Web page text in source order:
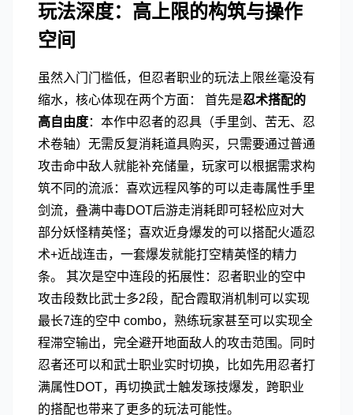
玩法深度：高上限的构筑与操作
空间
虽然入门门槛低，但忍者职业的玩法上限丝毫没有
缩水，核心体现在两个方面： 首先是忍术搭配的
高自由度：本作中忍者的忍具（手里剑、苦无、忍
术卷轴）无需反复消耗道具购买，只需要通过普通
攻击命中敌人就能补充储量，玩家可以根据需求构
筑不同的流派：喜欢远程风筝的可以走毒属性手里
剑流，叠满中毒DOT后游走消耗即可轻松应对大
部分妖怪精英怪；喜欢近身爆发的可以搭配火遁忍
术+近战连击，一套爆发就能打空精英怪的精力
条。 其次是空中连段的拓展性：忍者职业的空中
攻击段数比武士多2段，配合霞取消机制可以实现
最长7连的空中 combo，熟练玩家甚至可以实现全
程滞空输出，完全避开地面敌人的攻击范围。同时
忍者还可以和武士职业实时切换，比如先用忍者打
满属性DOT，再切换武士触发琢技爆发，跨职业
的搭配也带来了更多的玩法可能性。